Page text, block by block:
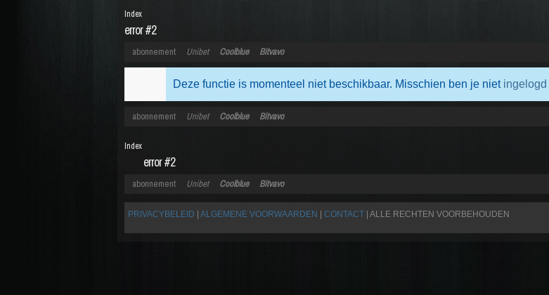
error #2
Index
abonnement Unibet Coolblue Bitvavo
Deze functie is momenteel niet beschikbaar. Misschien ben je niet ingelogd
abonnement Unibet Coolblue Bitvavo
error #2
Index
abonnement Unibet Coolblue Bitvavo
PRIVACYBELEID ALGEMENE VOORWAARDEN CONTACT | ALLE RECHTEN VOORBEHOUDEN